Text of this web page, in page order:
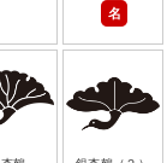
名